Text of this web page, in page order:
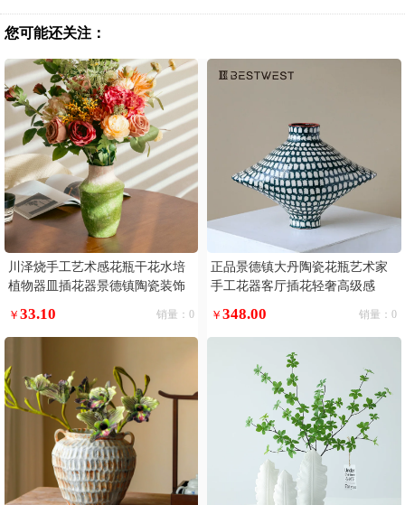
您可能还关注：
川泽烧手工艺术感花瓶干花水培
植物器皿插花器景德镇陶瓷装饰
￥ 33.10 销量：0
正品景德镇大丹陶瓷花瓶艺术家
手工花器客厅插花轻奢高级感
￥348.00 销量：0